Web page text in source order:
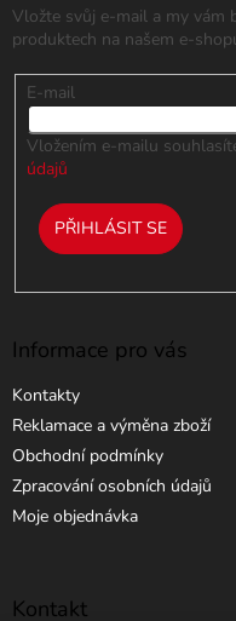
Vložte svůj e-mail a my vám
produktech na našem e-
E-mail
Vložením e-mailu
údajů
PŘIHLÁSIT SE
Informace pro vás
Kontakty
Reklamace a výměna zboží
Obchodní podmínky
Zpracování osobních údajů
Moje objednávka
Kontakt